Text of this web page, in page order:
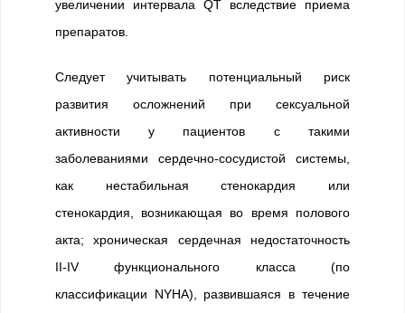
увеличении интервала QT вследствие приема
препаратов.
Следует учитывать потенциальный риск
развития осложнений при сексуальной
активности у пациентов с такими
заболеваниями сердечно-сосудистой системы,
как нестабильная стенокардия или
стенокардия, возникающая во время полового
акта; хроническая сердечная недостаточность
II-IV функционального класса (по
классификации NYHA), развившаяся в течение